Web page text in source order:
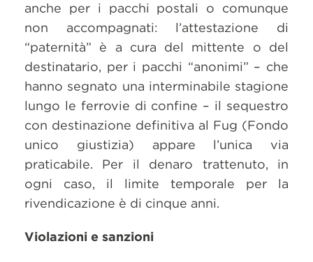
anche per i pacchi postali o comunque
non accompagnati: l’attestazione di
“paternità” è a cura del mittente o del
destinatario, per i pacchi “anonimi” – che
hanno segnato una interminabile stagione
lungo le ferrovie di confine – il sequestro
con destinazione definitiva al Fug (Fondo
unico giustizia) appare l’unica via
praticabile. Per il denaro trattenuto, in
ogni caso, il limite temporale per la
rivendicazione è di cinque anni.
Violazioni e sanzioni